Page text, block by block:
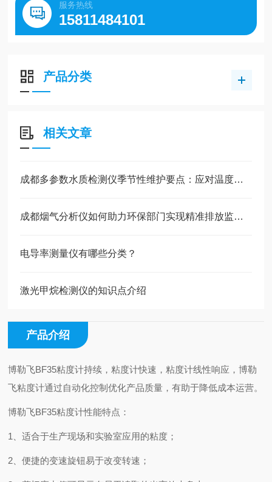
服务热线
15811484101
产品分类
相关文章
成都多参数水质检测仪季节性维护要点：应对温度、湿度变化影响的调整策略
成都烟气分析仪如何助力环保部门实现精准排放监管？
电导率测量仪有哪些分类？
激光甲烷检测仪的知识点介绍
产品介绍
博勒飞BF35粘度计持续，粘度计快速，粘度计线性响应，博勒
飞粘度计通过自动化控制优化产品质量，有助于降低成本运营。
博勒飞BF35粘度计性能特点：
1、适合于生产现场和实验室应用的粘度；
2、便捷的变速旋钮易于改变转速；